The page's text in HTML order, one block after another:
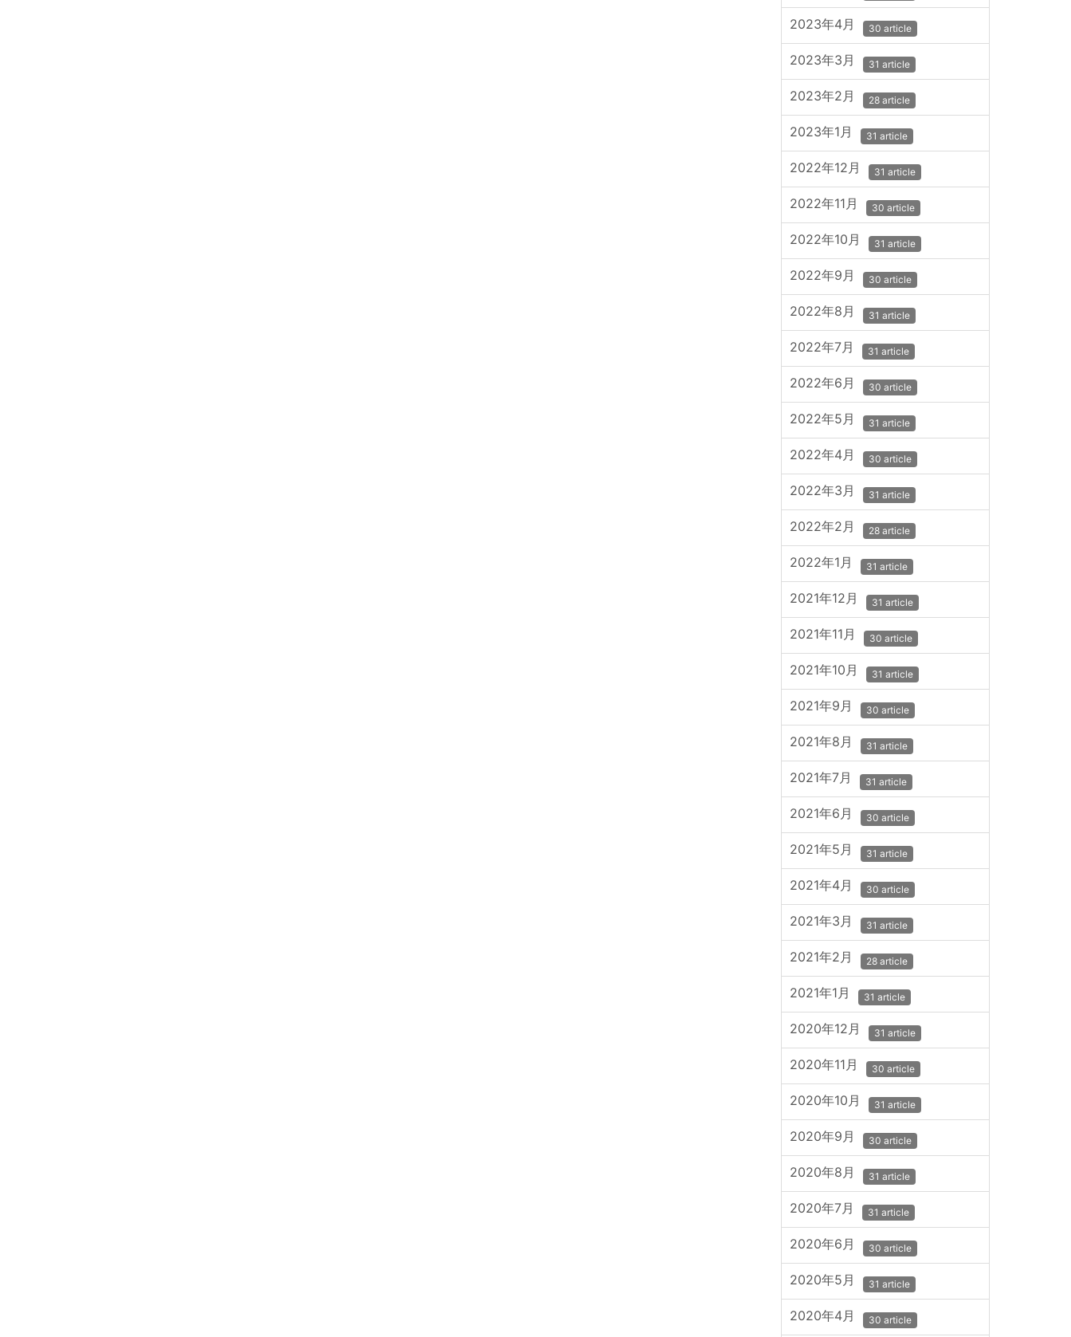
2023年4月 30 article
2023年3月 31 article
2023年2月 28 article
2023年1月 31 article
2022年12月 31 article
2022年11月 30 article
2022年10月 31 article
2022年9月 30 article
2022年8月 31 article
2022年7月 31 article
2022年6月 30 article
2022年5月 31 article
2022年4月 30 article
2022年3月 31 article
2022年2月 28 article
2022年1月 31 article
2021年12月 31 article
2021年11月 30 article
2021年10月 31 article
2021年9月 30 article
2021年8月 31 article
2021年7月 31 article
2021年6月 30 article
2021年5月 31 article
2021年4月 30 article
2021年3月 31 article
2021年2月 28 article
2021年1月 31 article
2020年12月 31 article
2020年11月 30 article
2020年10月 31 article
2020年9月 30 article
2020年8月 31 article
2020年7月 31 article
2020年6月 30 article
2020年5月 31 article
2020年4月 30 article